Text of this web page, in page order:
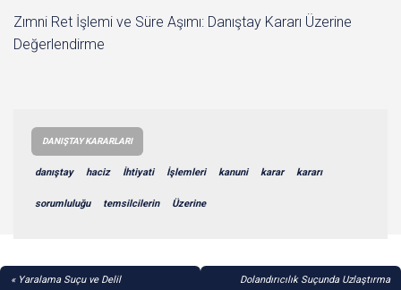
Zımni Ret İşlemi ve Süre Aşımı: Danıştay Kararı Üzerine
Değerlendirme
DANIŞTAY KARARLARI
danıştay haciz İhtiyati İşlemleri kanuni karar kararı
sorumluluğu temsilcilerin Üzerine
YAZI
Yaralama Suçu ve Delil
Dolandırıcılık Suçunda Uzlaştırma